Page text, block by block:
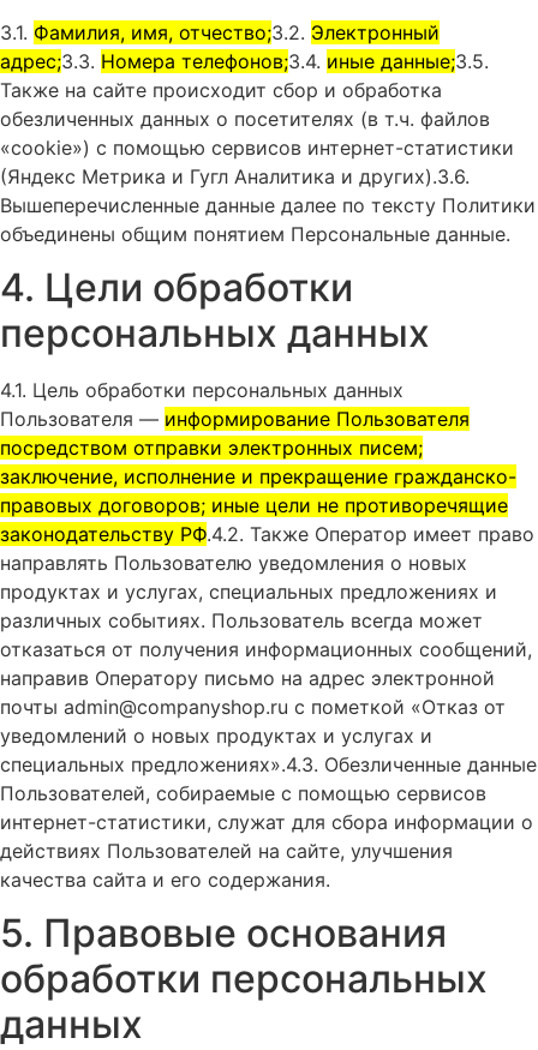
3.1. Фамилия, имя, отчество;3.2. Электронный
адрес;3.3. Номера телефонов;3.4. иные данные;3.5.
Также на сайте происходит сбор и обработка
обезличенных данных о посетителях (в т.ч. файлов
«cookie») с помощью сервисов интернет-статистики
(Яндекс Метрика и Гугл Аналитика и других).3.6.
Вышеперечисленные данные далее по тексту Политики
объединены общим понятием Персональные данные.
4. Цели обработки
персональных данных
4.1. Цель обработки персональных данных
Пользователя — информирование Пользователя
посредством отправки электронных писем;
заключение, исполнение и прекращение гражданско-
правовых договоров; иные цели не противоречящие
законодательству РФ.4.2. Также Оператор имеет право
направлять Пользователю уведомления о новых
продуктах и услугах, специальных предложениях и
различных событиях. Пользователь всегда может
отказаться от получения информационных сообщений,
направив Оператору письмо на адрес электронной
почты admin@companyshop.ru с пометкой «Отказ от
уведомлений о новых продуктах и услугах и
специальных предложениях».4.3. Обезличенные данные
Пользователей, собираемые с помощью сервисов
интернет-статистики, служат для сбора информации о
действиях Пользователей на сайте, улучшения
качества сайта и его содержания.
5. Правовые основания
обработки персональных
данных